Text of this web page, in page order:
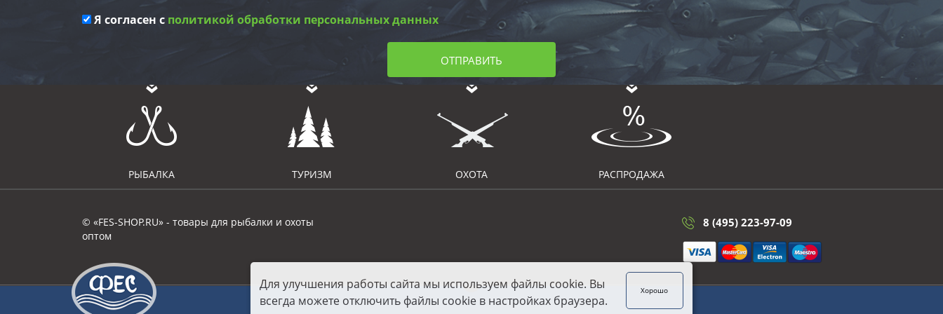
Я согласен с политикой обработки персональных данных
ОТПРАВИТЬ
РЫБАЛКА ТУРИЗМ ОХОТА РАСПРОДАЖА
© «FES-SHOP.RU» - товары для рыбалки и охоты
оптом
8 (495) 223-97-09
Для улучшения работы сайта мы используем файлы cookie. Вы
всегда можете отключить файлы cookie в настройках браузера.
Хорошо